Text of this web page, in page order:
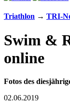
Triathlon → TRI-
Swim &
online
Fotos des
02.06.2019